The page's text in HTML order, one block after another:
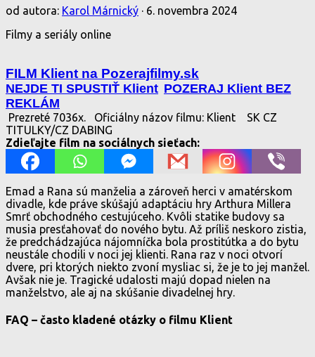
od autora: Karol Márnický · 6. novembra 2024
Filmy a seriály online
FILM Klient na Pozerajfilmy.sk
NEJDE TI SPUSTIŤ Klient POZERAJ Klient BEZ
REKLÁM
Prezreté 7036x. Oficiálny názov filmu: Klient
SK CZ
TITULKY/CZ DABING
Zdieľajte film na sociálnych sieťach:
Emad a Rana sú manželia a zároveň herci v amatérskom
divadle, kde práve skúšajú adaptáciu hry Arthura Millera
Smrť obchodného cestujúceho. Kvôli statike budovy sa
musia presťahovať do nového bytu. Až príliš neskoro zistia,
že predchádzajúca nájomníčka bola prostitútka a do bytu
neustále chodili v noci jej klienti. Rana raz v noci otvorí
dvere, pri ktorých niekto zvoní mysliac si, že je to jej manžel.
Avšak nie je. Tragické udalosti majú dopad nielen na
manželstvo, ale aj na skúšanie divadelnej hry.
FAQ – často kladené otázky o filmu Klient